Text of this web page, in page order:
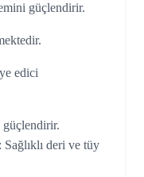
güçlendirir.
edici
güçlendirir.
deri ve tüy